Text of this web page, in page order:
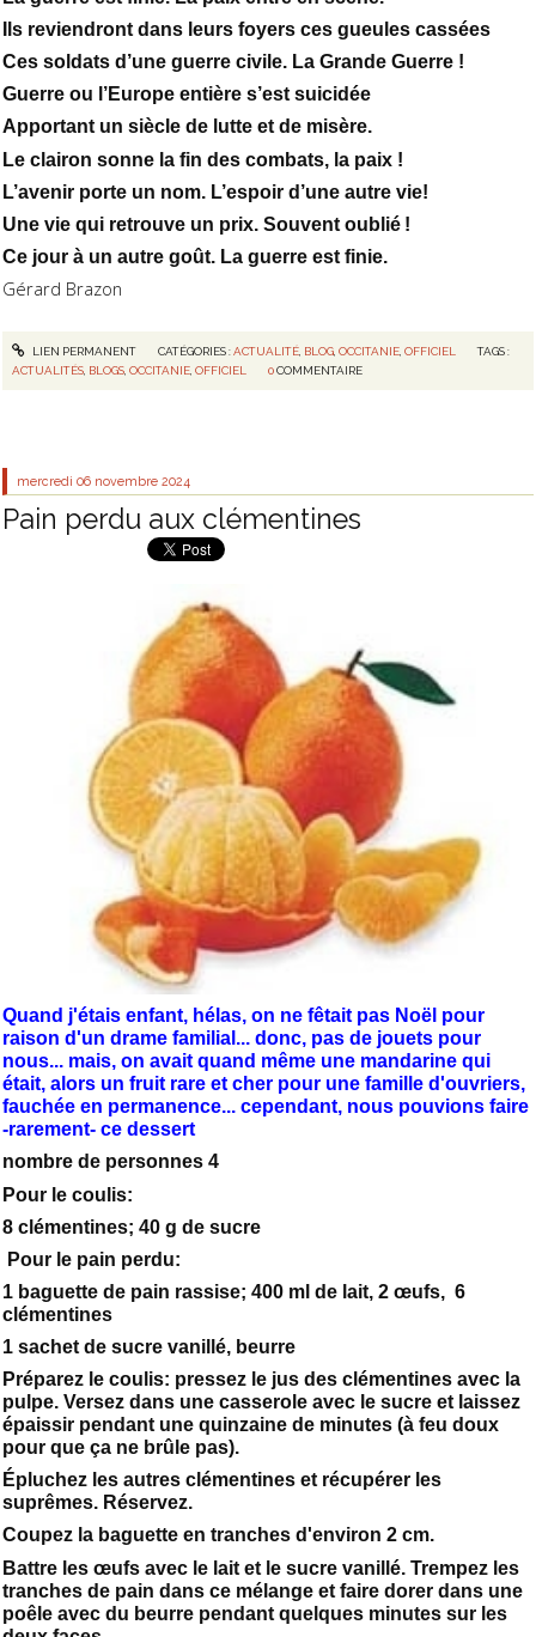
Ils reviendront dans leurs foyers ces gueules cassées
Ces soldats d’une guerre civile. La Grande Guerre !
Guerre ou l’Europe entière s’est suicidée
Apportant un siècle de lutte et de misère.
Le clairon sonne la fin des combats, la paix !
L’avenir porte un nom. L’espoir d’une autre vie!
Une vie qui retrouve un prix. Souvent oublié !
Ce jour à un autre goût. La guerre est finie.
Gérard Brazon
LIEN PERMANENT CATÉGORIES :ACTUALITÉ, BLOG, OCCITANIE, OFFICIEL
TAGS :
ACTUALITÉS BLOGS ,OCCITANIE ,OFFICIEL 0 COMMENTAIRE
mercredi 06 novembre 2024
Pain perdu aux clémentines
Quand j'étais enfant, hélas, on ne fêtait pas Noël pour
raison d'un drame familial... donc, pas de jouets pour
nous... mais, on avait quand même une mandarine qui
était, alors un fruit rare et cher pour une famille d'ouvriers,
fauchée en permanence... cependant, nous pouvions faire
-rarement- ce dessert
nombre de personnes 4
Pour le coulis:
8 clémentines; 40 g de sucre
Pour le pain perdu:
1 baguette de pain rassise; 400 ml de lait, 2 œufs, 6
clémentines
1 sachet de sucre vanillé, beurre
Préparez le coulis: pressez le jus des clémentines avec la
pulpe. Versez dans une casserole avec le sucre et laissez
épaissir pendant une quinzaine de minutes (à feu doux
pour que ça ne brûle pas).
Épluchez les autres clémentines et récupérer les
suprêmes. Réservez.
Coupez la baguette en tranches d'environ 2 cm.
Battre les œufs avec le lait et le sucre vanillé. Trempez les
tranches de pain dans ce mélange et faire dorer dans une
poêle avec du beurre pendant quelques minutes sur les